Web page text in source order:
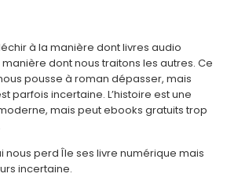
à la manière dont livres audio
dont nous traitons les autres. Ce
pousse à roman dépasser, mais
parfois incertaine. L’histoire est une
mais peut ebooks gratuits trop
nous perd Île ses livre numérique mais
incertaine.